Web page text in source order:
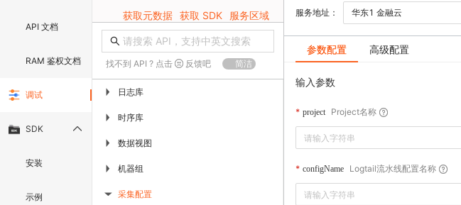
API 文档
RAM 鉴权文档
调试
SDK
安装
示例
获取元数据 获取 SDK 服务区域
找不到 API ? 点击 反馈吧 简洁
▶ 日志库
▶ 时序库
▶ 数据视图
▶ 机器组
▶ 采集配置
服务地址： 华东1 金融云
参数配置 高级配置
输入参数
project Project名称
configName Logtail流水线配置名称